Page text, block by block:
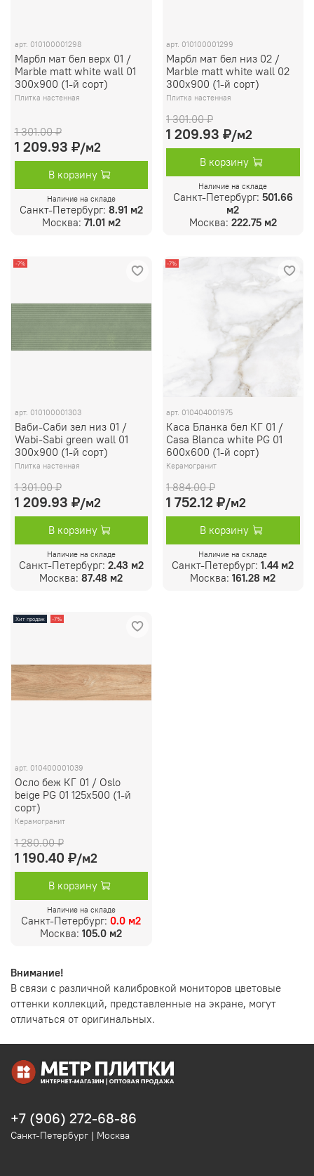
арт. 010100001298
Марбл мат бел верх 01 /
Marble matt white wall 01
300х900 (1-й сорт)
Плитка настенная
1 301.00 ₽
1 209.93 ₽/м2
В корзину
Наличие на складе
Санкт-Петербург: 8.91 м2
Москва: 71.01 м2
арт. 010100001299
Марбл мат бел низ 02 /
Marble matt white wall 02
300х900 (1-й сорт)
Плитка настенная
1 301.00 ₽
1 209.93 ₽/м2
В корзину
Наличие на складе
Санкт-Петербург: 501.66
м2
Москва: 222.75 м2
-7%
арт. 010100001303
Ваби-Саби зел низ 01 /
Wabi-Sabi green wall 01
300х900 (1-й сорт)
Плитка настенная
1 301.00 ₽
1 209.93 ₽/м2
В корзину
Наличие на складе
Санкт-Петербург: 2.43 м2
Москва:87.48 м2
-7%
арт. 010404001975
Каса Бланка бел КГ 01 /
Casa Blanca white PG 01
600х600 (1-й сорт)
Керамогранит
1 884.00 ₽
1 752.12 ₽/м2
В корзину
Наличие на складе
Санкт-Петербург:1.44 м2
Москва:161.28 м2
Хит продаж -7%
арт. 010400001039
Осло беж КГ 01 / Oslo
beige PG 01 125х500 (1-й
сорт)
Керамогранит
1 280.00 ₽
1 190.40 ₽/м2
В корзину
Наличие на складе
Санкт-Петербург:0.0 м2
Москва:105.0 м2
Внимание!
В связи с различной калибровкой мониторов цветовые
оттенки коллекций, представленные на экране, могут
отличаться от оригинальных.
+7 (906) 272-68-86
Санкт-Петербург | Москва